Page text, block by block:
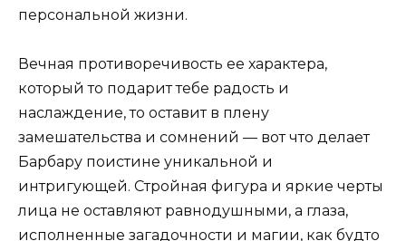
персональной жизни.
Вечная противоречивость ее характера,
который то подарит тебе радость и
наслаждение, то оставит в плену
замешательства и сомнений — вот что делает
Барбару поистине уникальной и
интригующей. Стройная фигура и яркие черты
лица не оставляют равнодушными, а глаза,
исполненные загадочности и магии, как будто